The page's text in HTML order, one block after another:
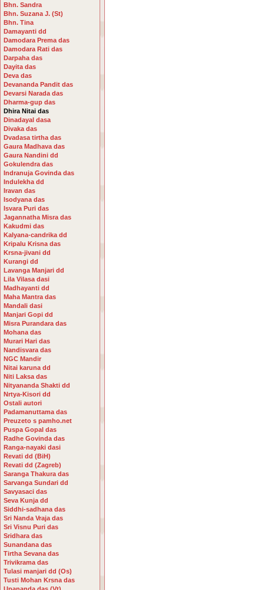
Bhn. Sandra
Bhn. Suzana J. (St)
Bhn. Tina
Damayanti dd
Damodara Prema das
Damodara Rati das
Darpaha das
Dayita das
Deva das
Devananda Pandit das
Devarsi Narada das
Dharma-gup das
Dhira Nitai das
Dinadayal dasa
Divaka das
Dvadasa tirtha das
Gaura Madhava das
Gaura Nandini dd
Gokulendra das
Indranuja Govinda das
Indulekha dd
Iravan das
Isodyana das
Isvara Puri das
Jagannatha Misra das
Kakudmi das
Kalyana-candrika dd
Kripalu Krisna das
Krsna-jivani dd
Kurangi dd
Lavanga Manjari dd
Lila Vilasa dasi
Madhayanti dd
Maha Mantra das
Mandali dasi
Manjari Gopi dd
Misra Purandara das
Mohana das
Murari Hari das
Nandisvara das
NGC Mandir
Nitai karuna dd
Niti Laksa das
Nityananda Shakti dd
Nrtya-Kisori dd
Ostali autori
Padamanuttama das
Preuzeto s pamho.net
Puspa Gopal das
Radhe Govinda das
Ranga-nayaki dasi
Revati dd (BiH)
Revati dd (Zagreb)
Saranga Thakura das
Sarvanga Sundari dd
Savyasaci das
Seva Kunja dd
Siddhi-sadhana das
Sri Nanda Vraja das
Sri Visnu Puri das
Sridhara das
Sunandana das
Tirtha Sevana das
Trivikrama das
Tulasi manjari dd (Os)
Tusti Mohan Krsna das